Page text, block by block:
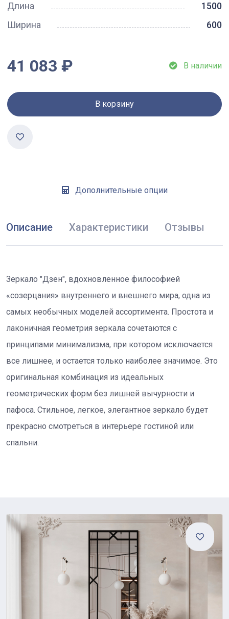
Длина
1500
Ширина
600
41 083 ₽ В наличии
В корзину
Дополнительные опции
Описание Характеристики Отзывы
Зеркало "Дзен", вдохновленное философией
«созерцания» внутреннего и внешнего мира, одна из
самых необычных моделей ассортимента. Простота и
лаконичная геометрия зеркала сочетаются с
принципами минимализма, при котором исключается
все лишнее, и остается только наиболее значимое. Это
оригинальная комбинация из идеальных
геометрических форм без лишней вычурности и
пафоса. Стильное, легкое, элегантное зеркало будет
прекрасно смотреться в интерьере гостиной или
спальни.